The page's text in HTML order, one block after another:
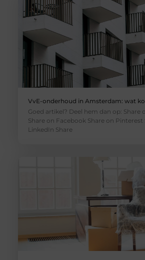
VvE-onderhoud in Amsterdam: wat
Goed artikel? Deel hem dan op: Share
Share on Facebook Share on Pinterest
LinkedIn Share